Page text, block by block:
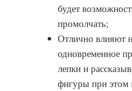
будет
промолчать;
Отлично влияют
одновременное
лепки и
фигуры при этом